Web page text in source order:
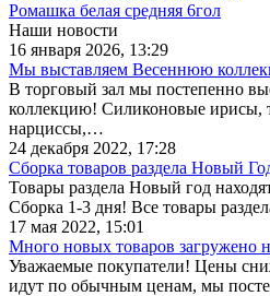
Ромашка белая средняя 6гол
Наши новости
16 января 2026, 13:29
Мы выставляем Весеннюю
В торговый зал мы постепенно
коллекцию! Силиконовые ирисы,
нарциссы,…
24 декабря 2022, 17:28
Сборка товаров раздела Новый
Товары раздела Новый год
Сборка 1-3 дня! Все товары
17 мая 2022, 15:01
Много новых товаров загружено
Уважаемые покупатели! Цены
идут по обычным ценам, мы